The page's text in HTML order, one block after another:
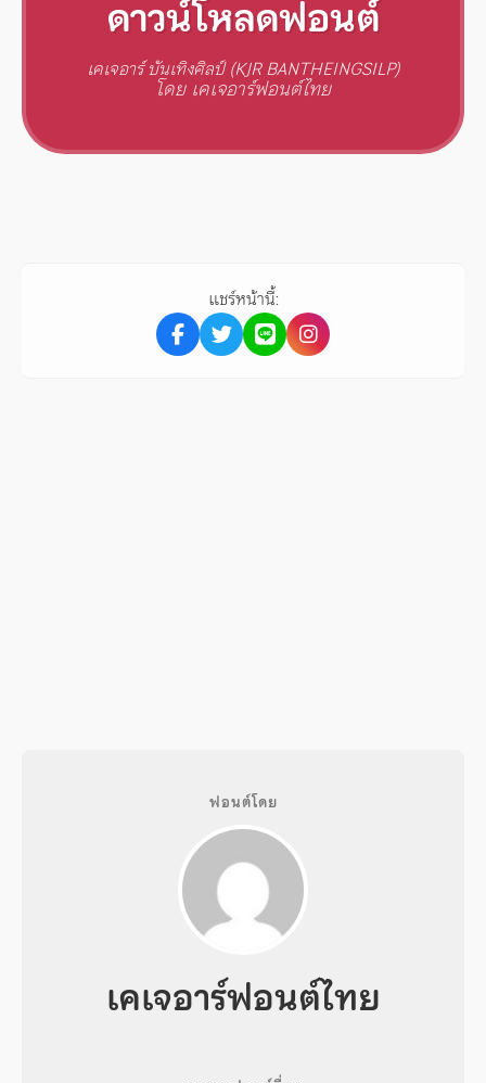
ดาวน์โหลดฟอนต์
เคเจอาร์ บันเทิงศิลป์ (KJR BANTHEINGSILP)
โดย เคเจอาร์ฟอนต์ไทย
แชร์หน้านี้:
ฟอนต์โดย
เคเจอาร์ฟอนต์ไทย